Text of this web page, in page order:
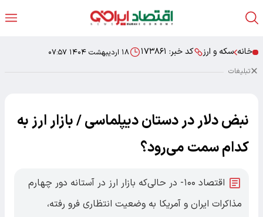
خانه سکه و ارز کد خبر: ۱۷۳۸۶۱ ۱۸ اردیبهشت ۱۴۰۴ ۰۷:۵۷
تبلیغات
نبض دلار در دستان دیپلماسی / بازار ارز به
کدام سمت می‌رود؟
اقتصاد ۱۰۰- در حالی‌که بازار ارز در آستانه دور چهارم
مذاکرات ایران و آمریکا به وضعیت انتظاری فرو رفته،